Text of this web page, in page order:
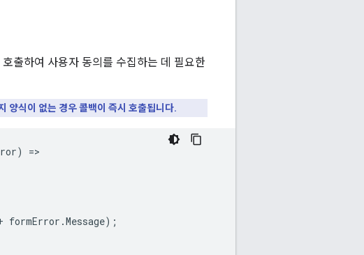
호출하여 사용자 동의를 수집하는 데 필요한
양식이 없는 경우 콜백이 즉시 호출됩니다.
) =
formError .Message);